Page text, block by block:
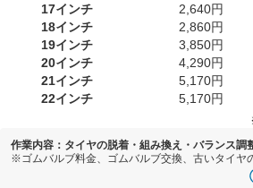
17インチ
2,640円
18インチ
2,860円
19インチ
3,850円
20インチ
4,290円
21インチ
5,170円
22インチ
5,170円
作業内容：タイヤの脱着・組み換え・バランス調
※ゴムバルブ料金、ゴムバルブ交換、古いタイヤ